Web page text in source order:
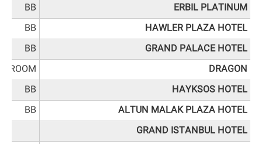
ERBIL PLATINUM
BB
HAWLER PLAZA HOTEL
BB
GRAND PALACE HOTEL
BB
DRAGON
ROOM
HAYKSOS HOTEL
BB
ALTUN MALAK PLAZA HOTEL
BB
GRAND ISTANBUL HOTEL